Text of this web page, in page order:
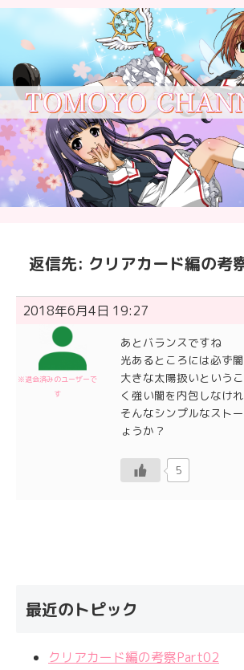
返信先: クリアカード編の考
2018年6月4日 19:27
※退会済みのユーザーで
す
あとバランスですね
光あるところには必ず闇
大きな太陽扱いという
く強い闇を内包しなけれ
そんなシンプルなスト
ょうか？
5
最近のトピック
クリアカード編の考察Part02